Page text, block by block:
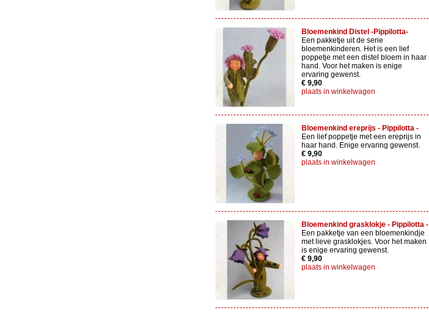
Bloemenkind Distel -Pippilotta-
Een pakketje uit de serie
bloemenkinderen. Het is een lief
poppetje met een distel bloem in haar
hand. Voor het maken is enige
ervaring gewenst.
€ 9,90
plaats in winkelwagen
Bloemenkind ereprijs - Pippilotta -
Een lief poppetje met een ereprijs in
haar hand. Enige ervaring gewenst.
€ 9,90
plaats in winkelwagen
Bloemenkind grasklokje - Pippilotta -
Een pakketje van een bloemenkindje
met lieve grasklokjes. Voor het maken
is enige ervaring gewenst.
€ 9,90
plaats in winkelwagen